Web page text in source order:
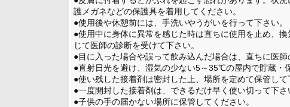
護メガネなどの保護具を着用してください。
●使用後や休憩前には、手洗いやうがいを行って下さい。
●使用中に身体に異常を感じた時は直ちに使用を止め、
じて医師の診断を受けて下さい。
●目に入った場合や誤って飲み込んだ場合は、直ちに医師
●直射日光を避け、湿気の少ない5～35℃の屋内で貯蔵・
●使い残した接着剤は密封した上、場所を定めて保管して
●一度開封した接着剤は、できるだけ早く使い切って下さ
●子供の手の届かない場所に保管してください。